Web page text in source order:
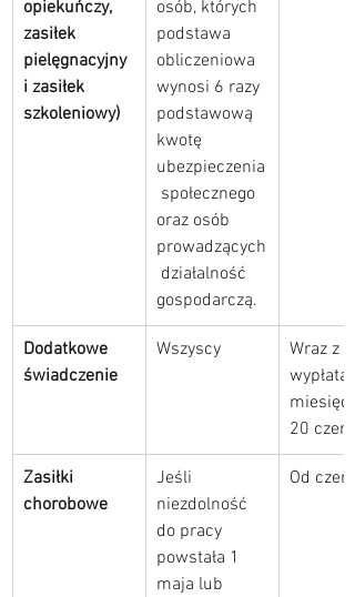
opiekuńczy,
zasiłek
pielęgnacyjny
i zasiłek
szkoleniowy)
osób, których
podstawa
obliczeniowa
wynosi 6 razy
podstawową
kwotę
ubezpieczenia
społecznego
oraz osób
prowadzących
działalność
gospodarczą.
Dodatkowe
świadczenie
Wszyscy
Wraz z
wypłatą
20
Zasiłki
chorobowe
Jeśli
niezdolność
do pracy
powstała 1
maja lub
Od